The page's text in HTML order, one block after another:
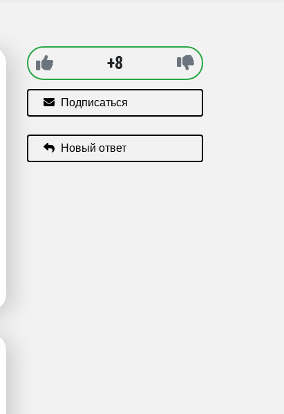
+8
Подписаться
Новый ответ